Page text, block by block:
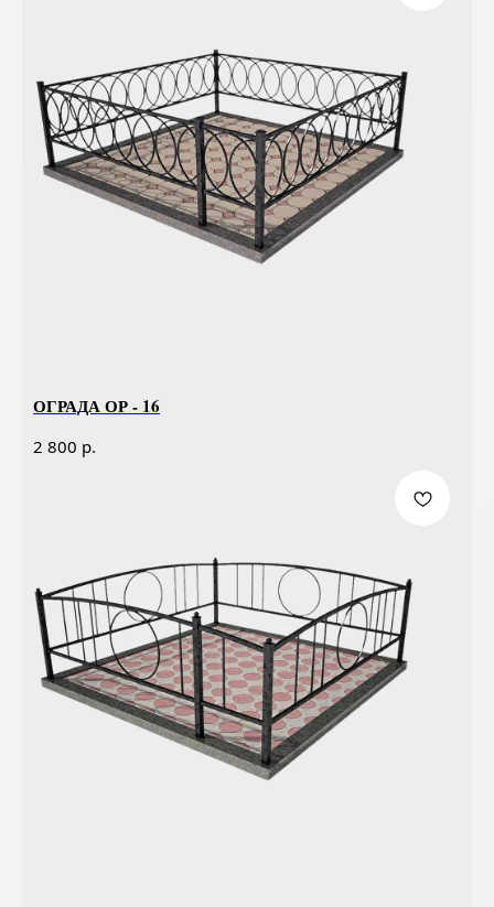
ОГРАДА ОР - 16
2 800 р.